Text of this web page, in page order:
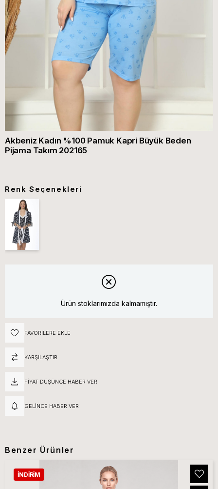
Akbeniz Kadın %100 Pamuk Kapri Büyük Beden
Pijama Takım 202165
Renk Seçenekleri
Tükendi
Ürün stoklarımızda kalmamıştır.
FAVORILERE EKLE
KARŞILAŞTIR
FIYAT DÜŞÜNCE HABER VER
GELINCE HABER VER
Benzer Ürünler
İNDIRIM